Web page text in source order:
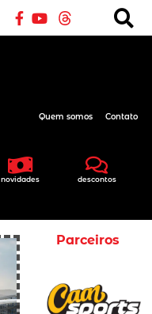
novidades descontos
Quem somos Contato
Parceiros